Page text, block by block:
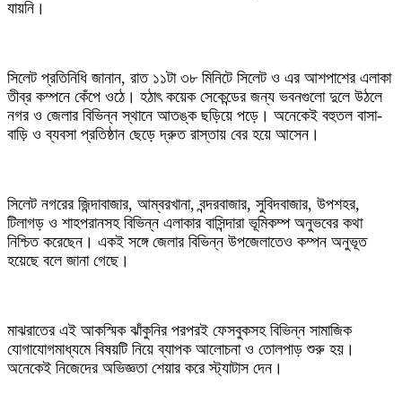
যায়নি।
সিলেট প্রতিনিধি জানান, রাত ১১টা ৩৮ মিনিটে সিলেট ও এর আশপাশের এলাকা
তীব্র কম্পনে কেঁপে ওঠে। হঠাৎ কয়েক সেকেন্ডের জন্য ভবনগুলো দুলে উঠলে
নগর ও জেলার বিভিন্ন স্থানে আতঙ্ক ছড়িয়ে পড়ে। অনেকেই বহুতল বাসা-
বাড়ি ও ব্যবসা প্রতিষ্ঠান ছেড়ে দ্রুত রাস্তায় বের হয়ে আসেন।
সিলেট নগরের জিন্দাবাজার, আম্বরখানা, বন্দরবাজার, সুবিদবাজার, উপশহর,
টিলাগড় ও শাহপরানসহ বিভিন্ন এলাকার বাসিন্দারা ভূমিকম্প অনুভবের কথা
নিশ্চিত করেছেন। একই সঙ্গে জেলার বিভিন্ন উপজেলাতেও কম্পন অনুভূত
হয়েছে বলে জানা গেছে।
মাঝরাতের এই আকস্মিক ঝাঁকুনির পরপরই ফেসবুকসহ বিভিন্ন সামাজিক
যোগাযোগমাধ্যমে বিষয়টি নিয়ে ব্যাপক আলোচনা ও তোলপাড় শুরু হয়।
অনেকেই নিজেদের অভিজ্ঞতা শেয়ার করে স্ট্যাটাস দেন।